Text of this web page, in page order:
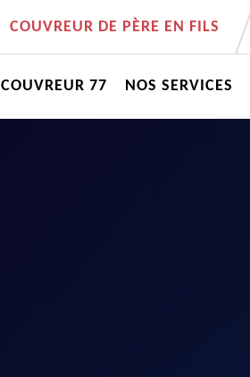
COUVREUR DE PÈRE EN FILS
COUVREUR 77 NOS SERVICES